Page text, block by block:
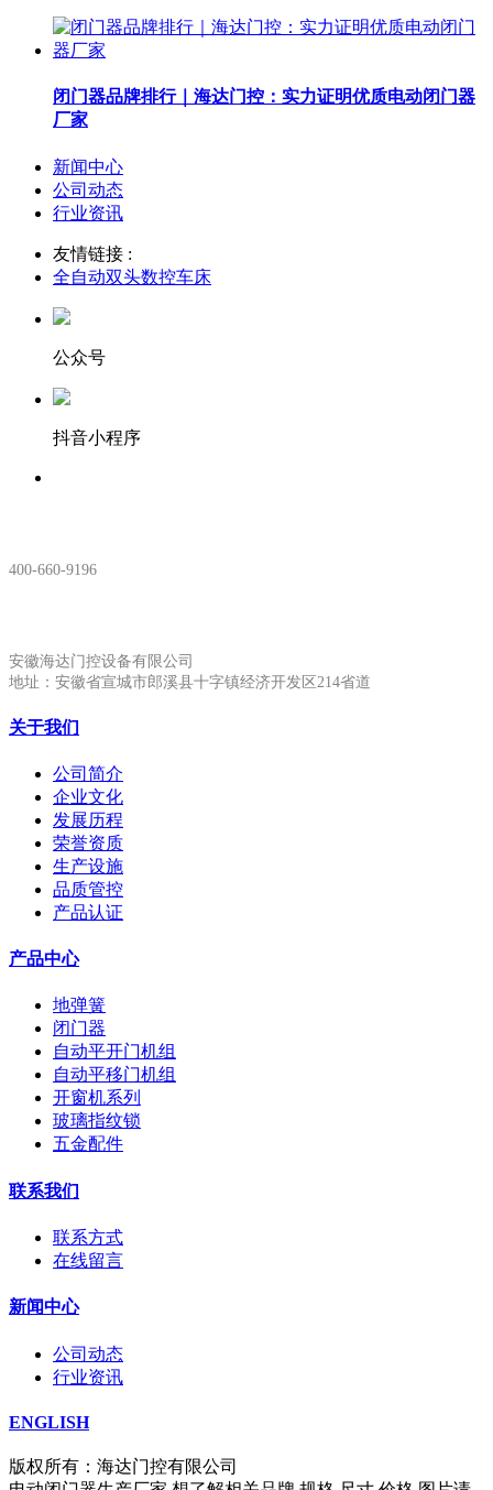
闭门器品牌排行｜海达门控：实力证明优质电动闭门器
厂家
新闻中心
公司动态
行业资讯
友情链接 :
全自动双头数控车床
公众号
抖音小程序
400-660-9196
安徽海达门控设备有限公司
地址：安徽省宣城市郎溪县十字镇经济开发区214省道
关于我们
公司简介
企业文化
发展历程
荣誉资质
生产设施
品质管控
产品认证
产品中心
地弹簧
闭门器
自动平开门机组
自动平移门机组
开窗机系列
玻璃指纹锁
五金配件
联系我们
联系方式
在线留言
新闻中心
公司动态
行业资讯
ENGLISH
版权所有：海达门控有限公司